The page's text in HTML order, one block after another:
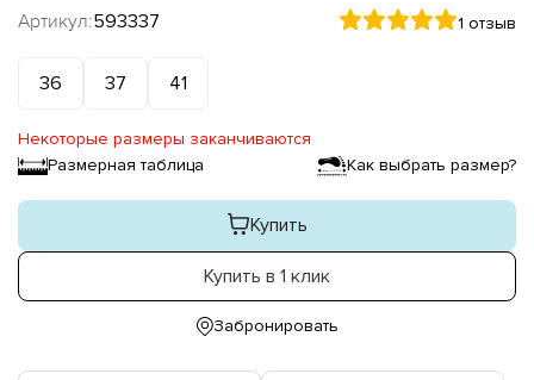
Артикул:593337 1 отзыв
36 37 41
Некоторые размеры заканчиваются
Размерная таблица
Как выбрать размер?
Купить
Купить в 1 клик
Забронировать